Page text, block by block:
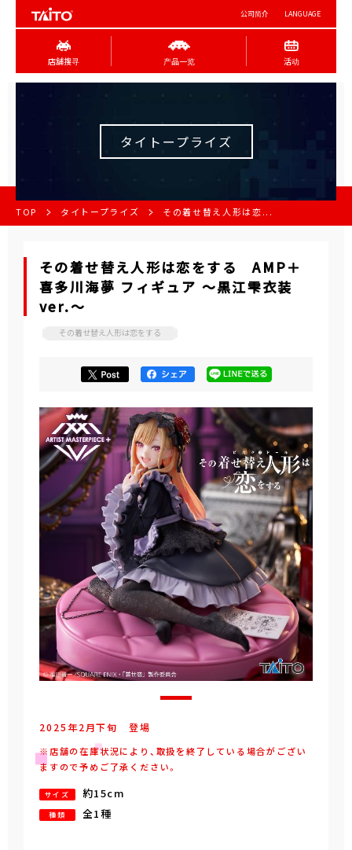
公司简介 LANGUAGE
店舖搜寻 产品一览 活动
タイトープライズ
TOP タイトープライズ その着せ替え人形は恋...
その着せ替え人形は恋をする AMP＋
喜多川海夢 フィギュア ～黒江雫衣装
ver.～
その着せ替え人形は恋をする
2025年2月下旬 登場
※店舗の在庫状況により、取扱を終了している場合がござい
ますので予めご了承ください。
サイズ 約15cm
種類 全1種